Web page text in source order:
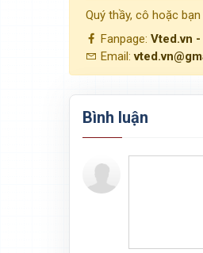
Quý thầy, cô hoặc
Fanpage: Vted.vn
Email:
Bình luận